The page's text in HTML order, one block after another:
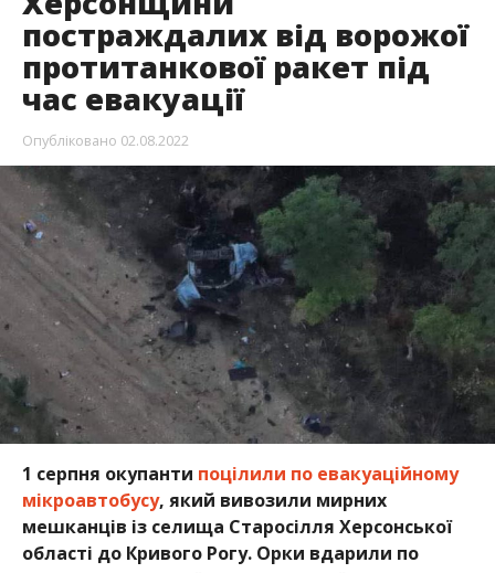
постраждалих від ворожої
протитанкової ракет під
час евакуації
Опубліковано 02.08.2022
1 серпня окупанти поцілили по евакуаційному
мікроавтобусу, який вивозили мирних
мешканців із селища Старосілля Херсонської
області до Кривого Рогу. Орки вдарили по